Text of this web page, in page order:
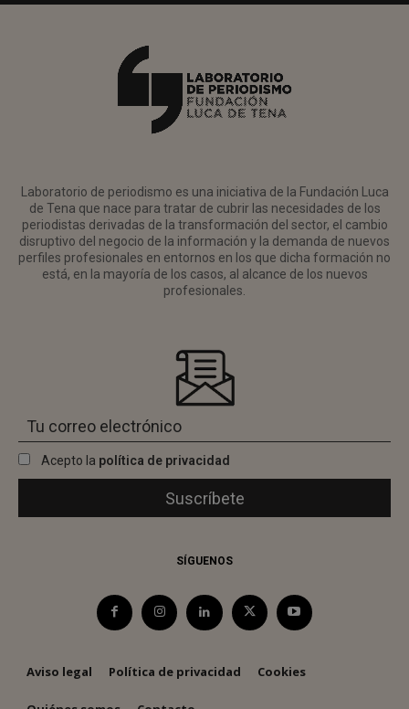
Laboratorio de periodismo es una iniciativa de la Fundación Luca
de Tena que nace para tratar de cubrir las necesidades de los
periodistas derivadas de la transformación del sector, el cambio
disruptivo del negocio de la información y la demanda de nuevos
perfiles profesionales en entornos en los que dicha formación no
está, en la mayoría de los casos, al alcance de los nuevos
profesionales.
Acepto la política de privacidad
SÍGUENOS
Aviso legal Política de privacidad Cookies